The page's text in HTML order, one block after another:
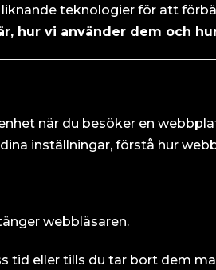
teknologier för att
hur vi använder dem och
när du besöker en
inställningar, förstå hur
webbläsaren.
tid eller tills du tar bort dem